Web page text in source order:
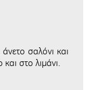
σαλόνι και
στο λιμάνι.